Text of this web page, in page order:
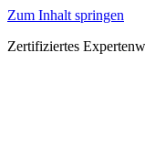
Zum Inhalt springen
Zertifiziertes